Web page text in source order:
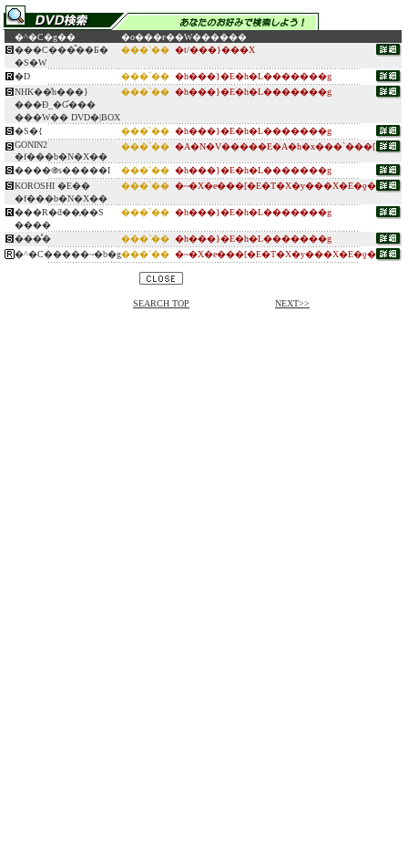
�^�C�g�� �o���ғ��W������
���C���̂��Ƃ�
�S�W
���`�� �t/���}���X
�D ���`�� �h���}�E�h�L�������g
NHK��̓h���}
���Ɖ_�Ɠ���
���W�� DVD�|BOX
���`�� �h���}�E�h�L�������g
�S�{ ���`�� �h���}�E�h�L�������g
GONIN2
�f���b�N�X��
���`�� �A�N�V�����E�A�h�x���`���[
����֍s�����I ���`�� �h���}�E�h�L�������g
KOROSHI �E��
�f���b�N�X��
���`�� �~�X�e���[�E�T�X�y���X�E�ƍ�
���R�ƌ��̗��S
����
���`�� �h���}�E�h�L�������g
���̊� ���`�� �h���}�E�h�L�������g
�^�C�����~�b�g���`�� �~�X�e���[�E�T�X�y���X�E�ƍ�
SEARCH TOP NEXT>>